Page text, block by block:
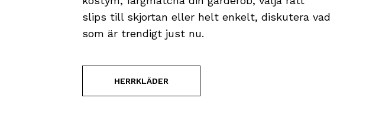
slips till skjortan eller helt enkelt, diskutera vad
som är trendigt just nu.
HERRKLÄDER